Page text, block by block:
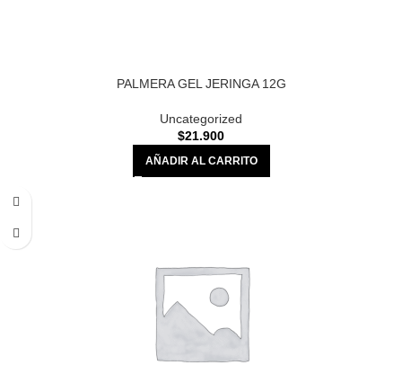
PALMERA GEL JERINGA 12G
Uncategorized
$21.900
AÑADIR AL CARRITO